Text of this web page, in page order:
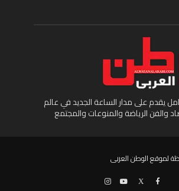
يقدم على مدار الساعة الجديد في عالم
والفن الرياضة والمنوعات والمجتمع
لموقع الوطن العربى